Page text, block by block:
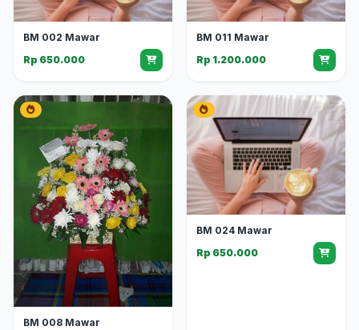
BM 002 Mawar
Rp 650.000
BM 011 Mawar
Rp 1.200.000
BM 008 Mawar
BM 024 Mawar
Rp 650.000